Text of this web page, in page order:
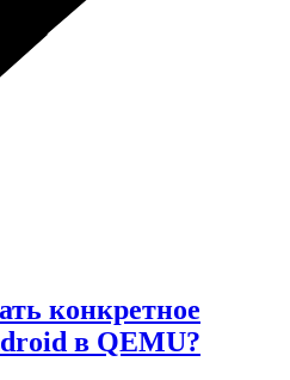
конкретное
в QEMU?